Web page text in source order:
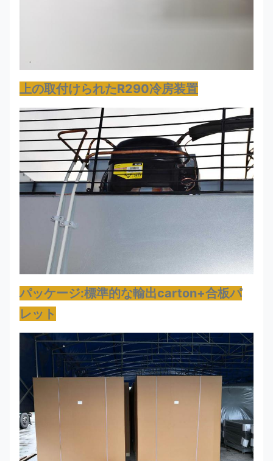
上の取付けられたR290冷房装置
パッケージ:標準的な輸出carton+合板パ
レット